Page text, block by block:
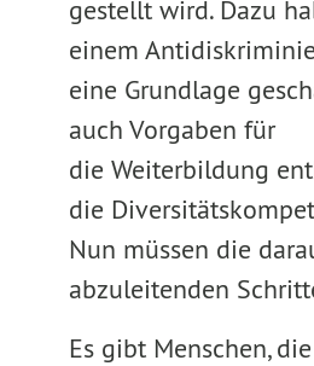
gestellt wird. Dazu
einem
eine Grundlage
auch Vorgaben für
die Weiterbildung
die
Nun müssen die
abzuleitenden
Es gibt Menschen,